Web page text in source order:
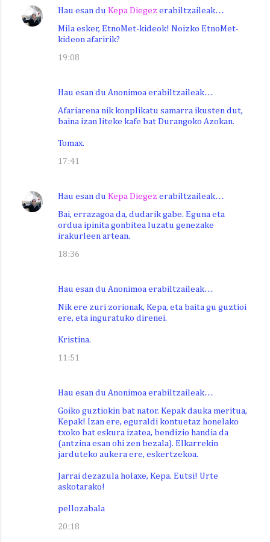
Hau esan du Kepa Diegez erabiltzaileak…
Mila esker, EtnoMet-kideok! Noizko EtnoMet-
kideon afaririk?
19:08
Hau esan du Anonimoa erabiltzaileak…
Afariarena nik konplikatu samarra ikusten dut,
baina izan liteke kafe bat Durangoko Azokan.
Tomax.
17:41
Hau esan du Kepa Diegez erabiltzaileak…
Bai, errazagoa da, dudarik gabe. Eguna eta
ordua ipinita gonbitea luzatu genezake
irakurleen artean.
18:36
Hau esan du Anonimoa erabiltzaileak…
Nik ere zuri zorionak, Kepa, eta baita gu guztioi
ere, eta inguratuko direnei.
Kristina.
11:51
Hau esan du Anonimoa erabiltzaileak…
Goiko guztiokin bat nator. Kepak dauka meritua,
Kepak! Izan ere, eguraldi kontuetaz honelako
txoko bat eskura izatea, bendizio handia da
(antzina esan ohi zen bezala). Elkarrekin
jarduteko aukera ere, eskertzekoa.
Jarrai dezazula holaxe, Kepa. Eutsi! Urte
askotarako!
pellozabala
20:18